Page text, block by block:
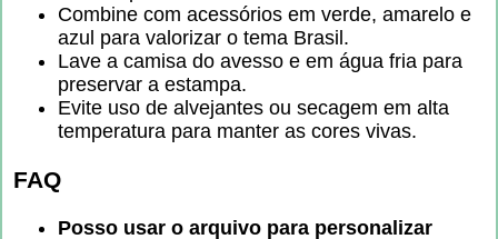
Combine com acessórios em verde, amarelo e
azul para valorizar o tema Brasil.
Lave a camisa do avesso e em água fria para
preservar a estampa.
Evite uso de alvejantes ou secagem em alta
temperatura para manter as cores vivas.
FAQ
Posso usar o arquivo para personalizar